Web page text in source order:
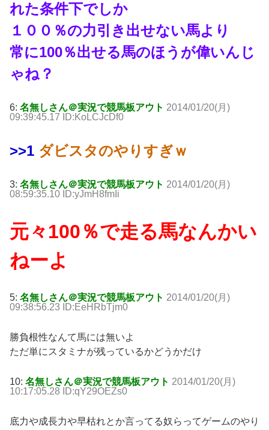
れた条件下でしか
１００％の力引き出せない馬より
常に100％出せる馬のほうが偉いんじ
ゃね？
6: 名無しさん＠実況で競馬板アウト 2014/01/20(月)
09:39:45.17 ID:KoLCJcDf0
>>1 ダビスタのやりすぎｗ
3: 名無しさん＠実況で競馬板アウト 2014/01/20(月)
08:59:35.10 ID:yJmH8fmIi
元々100％で走る馬なんかい
ねーよ
5: 名無しさん＠実況で競馬板アウト 2014/01/20(月)
09:38:56.23 ID:EeHRbTjm0
勝負根性なんて馬には無いよ
ただ単にスタミナが残っているかどうかだけ
10: 名無しさん＠実況で競馬板アウト 2014/01/20(月)
10:17:05.28 ID:qY29OEZs0
底力や成長力や早枯れとか言ってる奴らってゲームのやり